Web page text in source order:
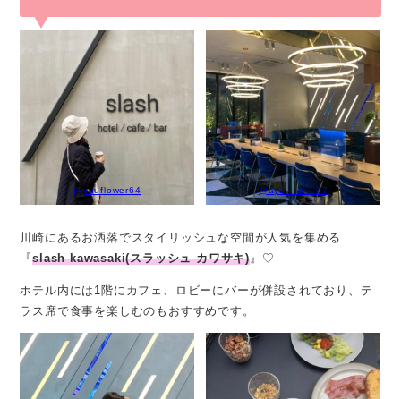
@yuuflower64 @ayu__b__07
川崎にあるお洒落でスタイリッシュな空間が人気を集める
『slash kawasaki(スラッシュ カワサキ)』♡
ホテル内には1階にカフェ、ロビーにバーが併設されており、テ
ラス席で食事を楽しむのもおすすめです。